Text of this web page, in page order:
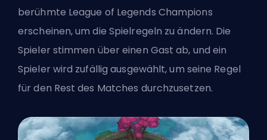
berühmte League of Legends Champions
erscheinen, um die Spielregeln zu ändern. Die
Spieler stimmen über einen Gast ab, und ein
Spieler wird zufällig ausgewählt, um seine Regel
für den Rest des Matches durchzusetzen.